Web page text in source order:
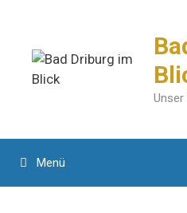
springen
Menü